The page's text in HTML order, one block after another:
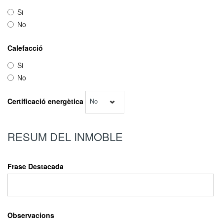
Si
No
Calefacció
Si
No
Certificació energètica No
RESUM DEL INMOBLE
Frase Destacada
Observacions